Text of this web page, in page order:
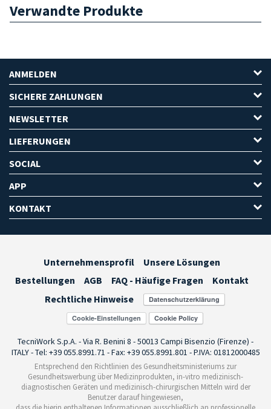
Verwandte Produkte
ANMELDEN
SICHERE ZAHLUNGEN
NEWSLETTER
LIEFERUNGEN
SOCIAL
APP
KONTAKT
Unternehmensprofil
Unsere Lösungen
Bestellungen
AGB FAQ - Häufige Fragen
Kontakt
Rechtliche Hinweise
Cookie-Einstellungen
TecniWork S.p.A. - Via R. Benini 8 - 50013 Campi Bisenzio (Firenze) -
ITALY - Tel: +39 055.8991.71 - Fax: +39 055.8991.801 - P.IVA: 01812000485
Entsprechend den Richtlinien des Gesundheitsministeriums zur
Gesundheitswerbung über Medizinprodukten, in-vitro medizinisch-
diagnostischen Geräten und medizinisch-chirurgischen Mitteln wird der
Benutzer darauf hingewiesen,